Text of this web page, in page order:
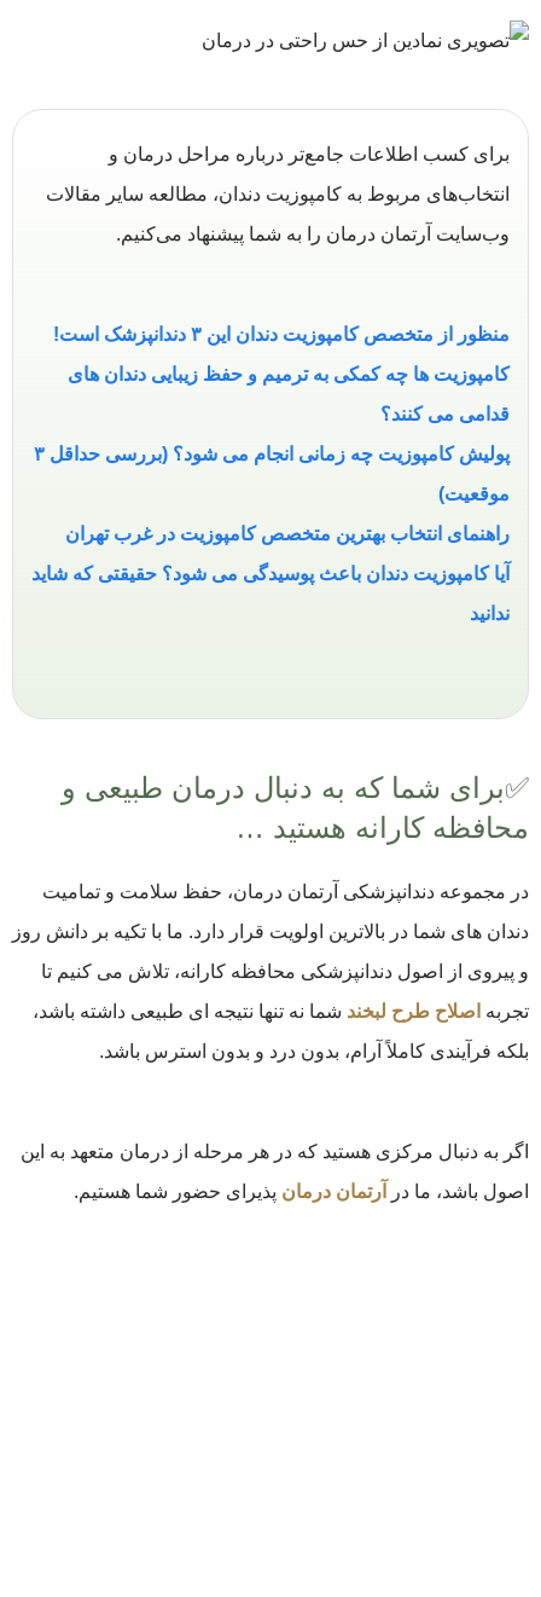
برای کسب اطلاعات جامع‌تر درباره مراحل درمان و
انتخاب‌های مربوط به کامپوزیت دندان، مطالعه سایر مقالات
وب‌سایت آرتمان درمان را به شما پیشنهاد می‌کنیم.
منظور از متخصص کامپوزیت دندان این ۳ دندانپزشک است!
کامپوزیت ها چه کمکی به ترمیم و حفظ زیبایی دندان های
قدامی می کنند؟
پولیش کامپوزیت چه زمانی انجام می شود؟ (بررسی حداقل ۳
موقعیت)
راهنمای انتخاب بهترین متخصص کامپوزیت در غرب تهران
آیا کامپوزیت دندان باعث پوسیدگی می ‌شود؟ حقیقتی که شاید
ندانید
✅برای شما که به دنبال درمان طبیعی و
محافظه کارانه هستید …
در مجموعه دندانپزشکی آرتمان درمان، حفظ سلامت و تمامیت
دندان های شما در بالاترین اولویت قرار دارد. ما با تکیه بر دانش روز
و پیروی از اصول دندانپزشکی محافظه کارانه، تلاش می کنیم تا
تجربه اصلاح طرح لبخند شما نه تنها نتیجه ای طبیعی داشته باشد،
بلکه فرآیندی کاملاً آرام، بدون درد و بدون استرس باشد.
اگر به دنبال مرکزی هستید که در هر مرحله از درمان متعهد به این
اصول باشد، ما در
آرتمان درمان پذیرای حضور شما هستیم.